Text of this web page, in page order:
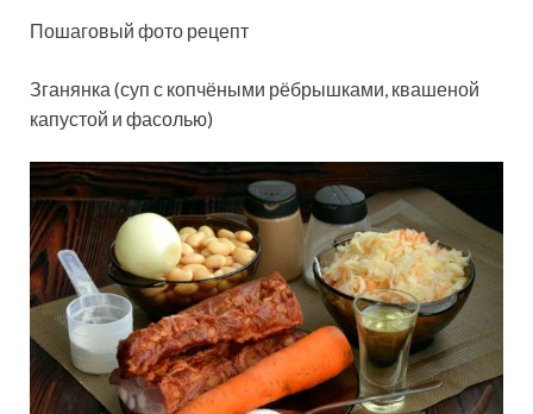
Пошаговый фото рецепт
Зганянка (суп с копчёными рёбрышками, квашеной
капустой и фасолью)